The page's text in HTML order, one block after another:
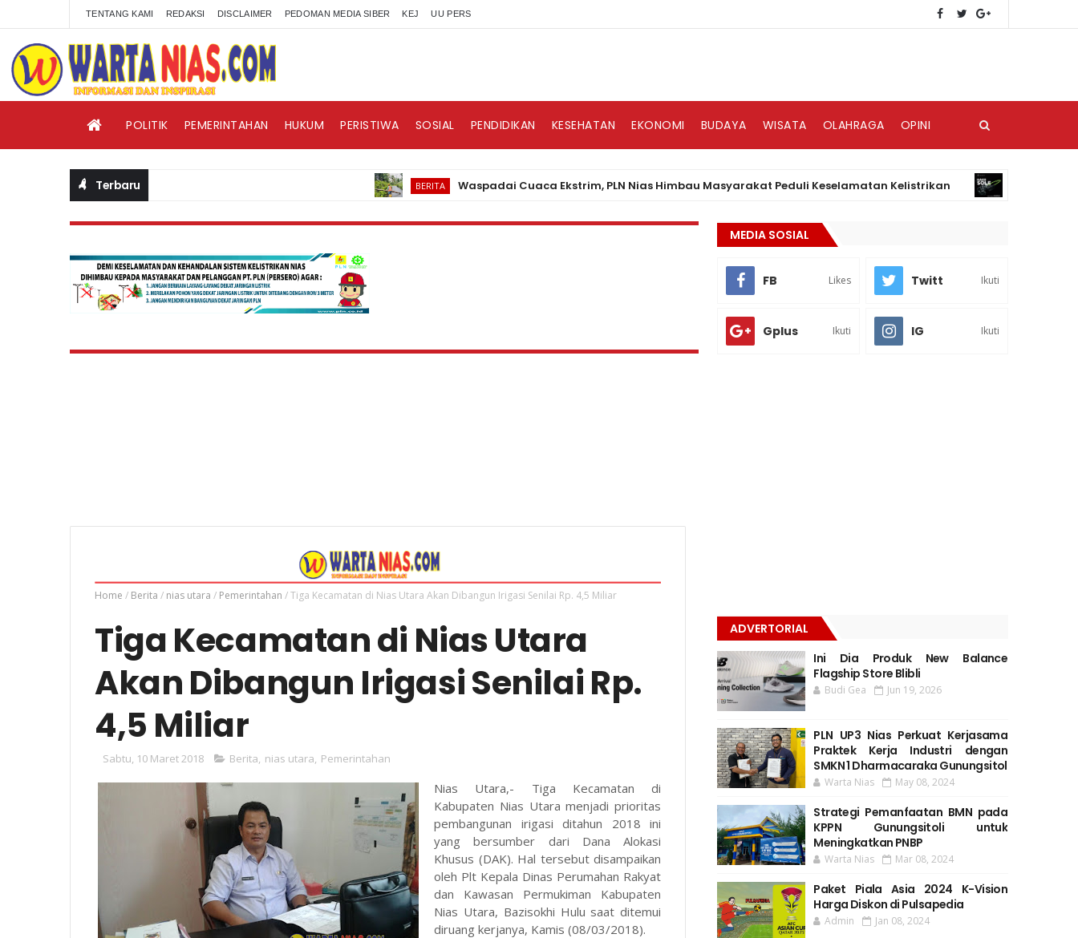
TENTANG KAMI REDAKSI DISCLAIMER PEDOMAN MEDIA SIBER KEJ UU PERS
POLITIK PEMERINTAHAN HUKUM PERISTIWA SOSIAL PENDIDIKAN KESEHATAN EKONOMI BUDAYA WISATA OLAHRAGA OPINI
Terbaru BERITA Waspadai Cuaca Ekstrim, PLN Nias Himbau Masyarakat Peduli Keselamatan Kelistrikan BISNIS
Home / Berita / nias utara / Pemerintahan /Tiga Kecamatan di Nias Utara Akan Dibangun Irigasi Senilai Rp. 4,5 Miliar
Tiga Kecamatan di Nias Utara
Akan Dibangun Irigasi Senilai Rp.
4,5 Miliar
Sabtu, 10 Maret 2018 Berita nias utara Pemerintahan
Nias Utara,- Tiga Kecamatan di
Kabupaten Nias Utara menjadi prioritas
pembangunan irigasi ditahun 2018 ini
yang bersumber dari Dana Alokasi
Khusus (DAK). Hal tersebut disampaikan
oleh Plt Kepala Dinas Perumahan Rakyat
dan Kawasan Permukiman Kabupaten
Nias Utara, Bazisokhi Hulu saat ditemui
diruang kerjanya, Kamis (08/03/2018).
MEDIA SOSIAL
FB Likes Twitt Ikuti
Gplus Ikuti IG Ikuti
ADVERTORIAL
Ini Dia Produk New Balance
Flagship Store Blibli
Budi Gea Jun 19, 2026
PLN UP3 Nias Perkuat Kerjasama
Praktek Kerja Industri dengan
SMKN 1 Dharmacaraka Gunungsitol
Warta Nias May 08, 2024
Strategi Pemanfaatan BMN pada
KPPN Gunungsitoli untuk
Meningkatkan PNBP
Warta Nias Mar 08, 2024
Paket Piala Asia 2024 K-Vision
Harga Diskon di Pulsapedia
Admin Jan 08, 2024